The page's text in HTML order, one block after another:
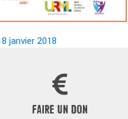
janvier 2018
FAIRE UN DON